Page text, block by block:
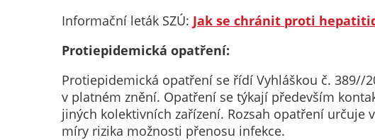
Informační leták SZÚ: Jak se chránit proti
Protiepidemická opatření:
Protiepidemická opatření se řídí Vyhláškou č.
v platném znění. Opatření se týkají především
jiných kolektivních zařízení. Rozsah opatření
míry rizika možnosti přenosu infekce.